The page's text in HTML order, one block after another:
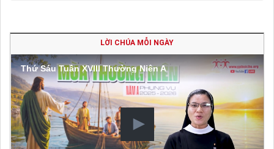
LỜI CHÚA MỖI NGÀY
Thứ Sáu Tuần XVIII Thường Niên A